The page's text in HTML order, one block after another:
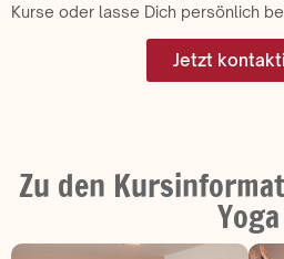
Kurse oder lasse Dich persönlich
Jetzt
Zu den
Yoga